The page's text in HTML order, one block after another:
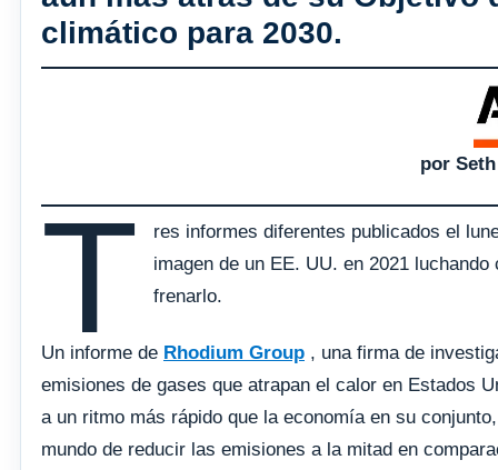
climático para 2030.
por
T
res informes diferentes publicados el
imagen de un EE. UU. en 2021
frenarlo.
Un informe de Rhodium Group , una firma de
emisiones de gases que atrapan el calor en Estados
a un ritmo más rápido que la economía en su
mundo de reducir las emisiones a la mitad en